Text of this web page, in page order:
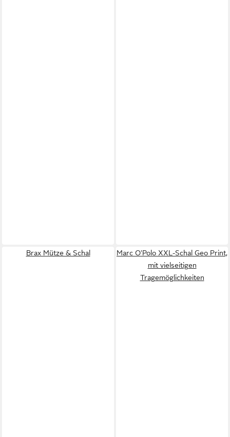
Brax Mütze & Schal
Marc O'Polo XXL-Schal Geo Print,
mit vielseitigen
Tragemöglichkeiten